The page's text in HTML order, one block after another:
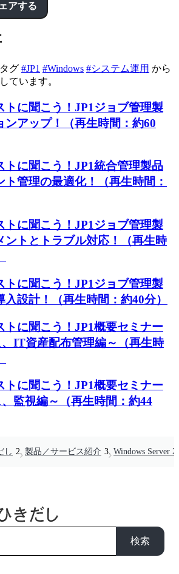
アする
グ #JP1 #Windows #システム運用 から
ています。
トに聞こう！JP1ジョブ管理製
ンアップ！（再生時間：約60
トに聞こう！JP1統合管理製品
ト管理の最適化！（再生時間：
トに聞こう！JP1ジョブ管理製
ントとトラブル対応！（再生時
トに聞こう！JP1ジョブ管理製
入設計！（再生時間：約40分）
トに聞こう！JP1概要セミナー
、IT資産配布管理編～（再生時
トに聞こう！JP1概要セミナー
、監視編～（再生時間：約44
し 製品／サービス紹介 Windows Server
検索